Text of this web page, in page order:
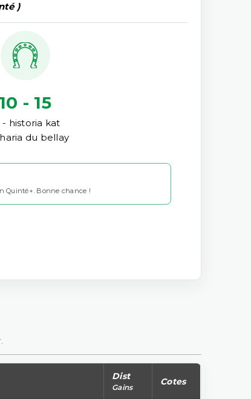
)
10 - 15
- historia kat
du bellay
Quinté+. Bonne chance !
Dist
Gains
Cotes